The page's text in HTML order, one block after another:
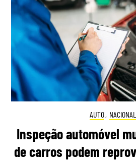
AUTO, NACIONAL
Inspeção automóvel
de carros podem